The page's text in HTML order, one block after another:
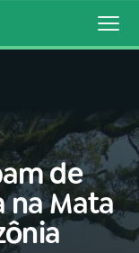
de
na Mata